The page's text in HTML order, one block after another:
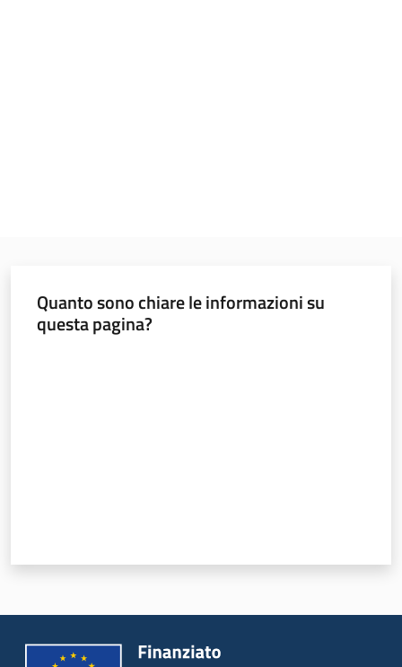
Piani Programmi
Quanto sono chiare le informazioni su
questa pagina?